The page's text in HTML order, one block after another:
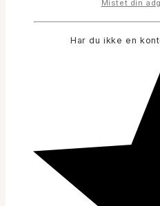
Mistet din
Har du ikke en